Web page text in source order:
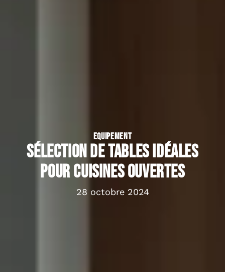
EQUIPEMENT
Sélection de tables idéales
pour cuisines ouvertes
28 octobre 2024